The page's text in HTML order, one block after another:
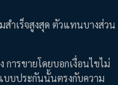
สำเร็จสูงสุด ตัวแทนบางส่วน
การขายโดยบอกเงื่อนไขไม่
บบประกันนั้นตรงกับความ